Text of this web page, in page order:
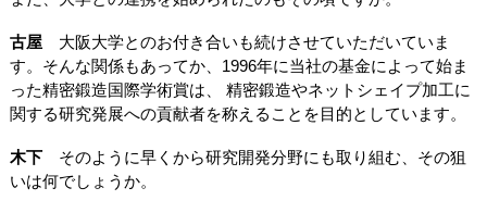
古屋大阪大学とのお付き合いも続けさせていただいていま
す。そんな関係もあってか、1996年に当社の基金によって始ま
った精密鍛造国際学術賞は、 精密鍛造やネットシェイプ加工に
関する研究発展への貢献者を称えることを目的としています。
木下そのように早くから研究開発分野にも取り組む、その狙
いは何でしょうか。